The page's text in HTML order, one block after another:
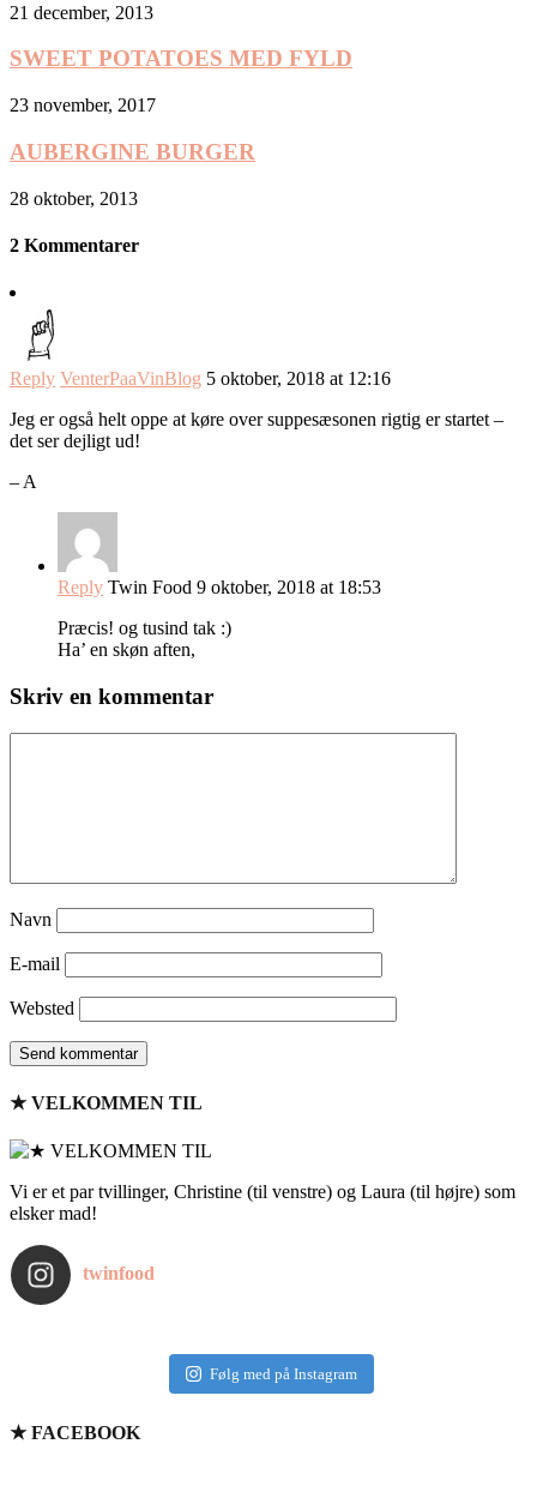
21 december, 2013
SWEET POTATOES MED FYLD
23 november, 2017
AUBERGINE BURGER
28 oktober, 2013
2 Kommentarer
Reply VenterPaaVinBlog 5 oktober, 2018 at 12:16
Jeg er også helt oppe at køre over suppesæsonen rigtig er startet –
det ser dejligt ud!
– A
Reply Twin Food 9 oktober, 2018 at 18:53
Præcis! og tusind tak :)
Ha’ en skøn aften,
Skriv en kommentar
Navn
E-mail
Websted
★ VELKOMMEN TIL
Vi er et par tvillinger, Christine (til venstre) og Laura (til højre) som
elsker mad!
twinfood
Følg med på Instagram
★ FACEBOOK